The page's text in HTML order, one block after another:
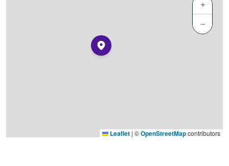
+
−
Leaflet | ©OpenStreetMapcontributors